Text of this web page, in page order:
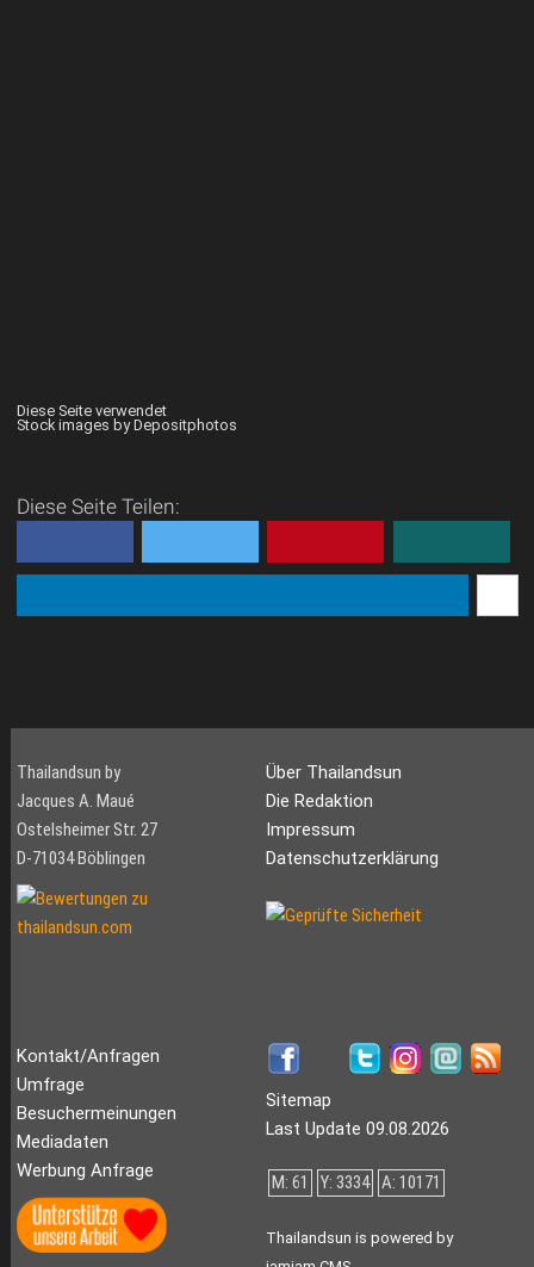
Diese Seite verwendet
Stock images by Depositphotos
Diese Seite Teilen:
Thailandsun by
Jacques A. Maué
Ostelsheimer Str. 27
D-71034 Böblingen
Über Thailandsun
Die Redaktion
Impressum
Datenschutzerklärung
Kontakt/Anfragen
Umfrage
Besuchermeinungen
Mediadaten
Werbung Anfrage
Sitemap
Last Update 09.08.2026
M: 61 Y: 3334 A: 10171
Thailandsun is powered by